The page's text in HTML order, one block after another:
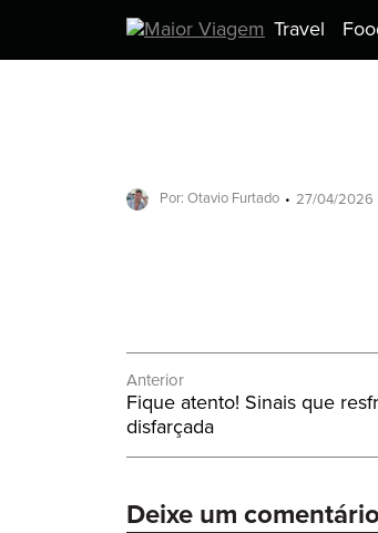
Travel
Por: Otavio Furtado 27/04/2026
Navegação
de
Post
Anterior
Post
Anterior:
Fique atento! Sinais que
disfarçada
Deixe um comentário